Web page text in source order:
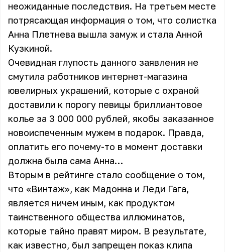
неожиданные последствия. На третьем месте
потрясающая информация о том, что солистка
Анна Плетнева вышла замуж и стала Анной
Кузкиной.
Очевидная глупость данного заявления не
смутила работников интернет-магазина
ювелирных украшений, которые с охраной
доставили к порогу певицы бриллиантовое
колье за 3 000 000 рублей, якобы заказанное
новоиспеченным мужем в подарок. Правда,
оплатить его почему-то в момент доставки
должна была сама Анна…
Вторым в рейтинге стало сообщение о том,
что «Винтаж», как Мадонна и Леди Гага,
является ничем иным, как продуктом
таинственного общества иллюминатов,
которые тайно правят миром. В результате,
как известно, был запрещен показ клипа